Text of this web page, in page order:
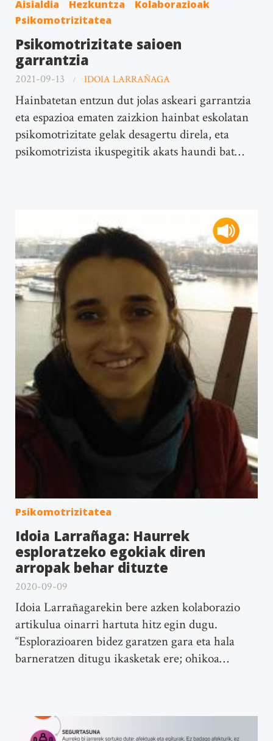
Aisialdia Hezkuntza
Kolaborazioak
Psikomotrizitatea
Psikomotrizitate saioen
garrantzia
2021-09-13 IDOIA LARRAÑAGA
Hainbatetan entzun dut jolas askeari garrantzia
eta espazioa ematen zaizkion hainbat eskolatan
psikomotrizitate gelak desagertu direla, eta
psikomotrizista ikuspegitik akats haundi bat…
Psikomotrizitatea
Idoia Larrañaga: Haurrek
esploratzeko egokiak diren
arropak behar dituzte
2020-09-09
Idoia Larrañagarekin bere azken kolaborazio
artikulua oinarri hartuta hitz egin dugu.
“Esplorazioaren bidez garatzen gara eta hala
barneratzen ditugu ikasketak ere; ohikoa…